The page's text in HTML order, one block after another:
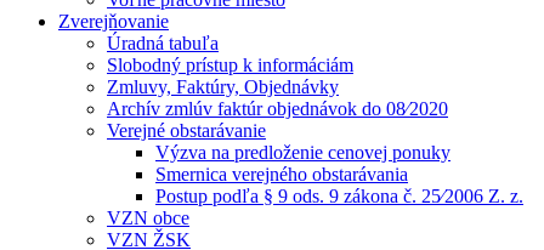
Zverejňovanie
Úradná tabuľa
Slobodný prístup k informáciám
Zmluvy, Faktúry, Objednávky
Archív zmlúv faktúr objednávok do 08⁄2020
Verejné obstarávanie
Výzva na predloženie cenovej ponuky
Smernica verejného obstarávania
Postup podľa § 9 ods. 9 zákona č. 25⁄2006 Z. z.
VZN obce
VZN ŽSK